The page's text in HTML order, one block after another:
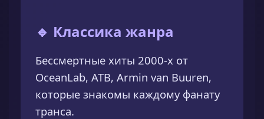
🔹 Классика жанра
Бессмертные хиты 2000-х от
OceanLab, ATB, Armin van Buuren,
которые знакомы каждому фанату
транса.